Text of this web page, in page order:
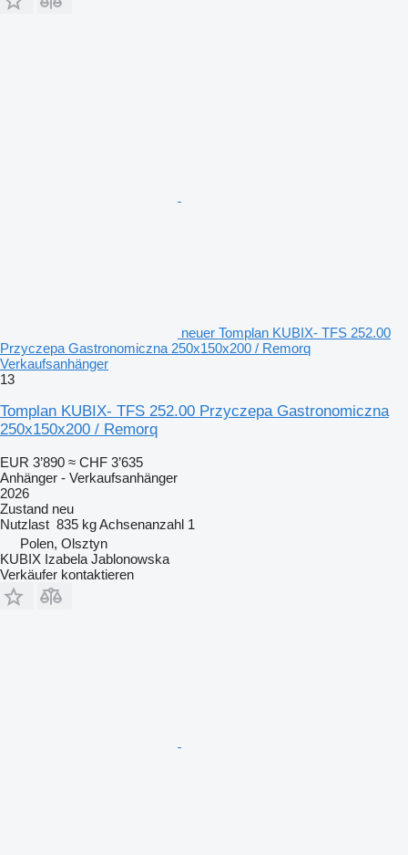
neuer Tomplan KUBIX- TFS 252.00
Przyczepa Gastronomiczna 250x150x200 / Remorq
Verkaufsanhänger
13
Tomplan KUBIX- TFS 252.00 Przyczepa Gastronomiczna
250x150x200 / Remorq
EUR 3’890 ≈ CHF 3’635
Anhänger - Verkaufsanhänger
2026
Zustand neu
Nutzlast 835 kgAchsenanzahl 1
Polen, Olsztyn
KUBIX Izabela Jablonowska
Verkäufer kontaktieren